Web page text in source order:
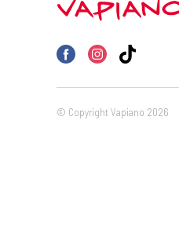
© Copyright Vapiano 2026